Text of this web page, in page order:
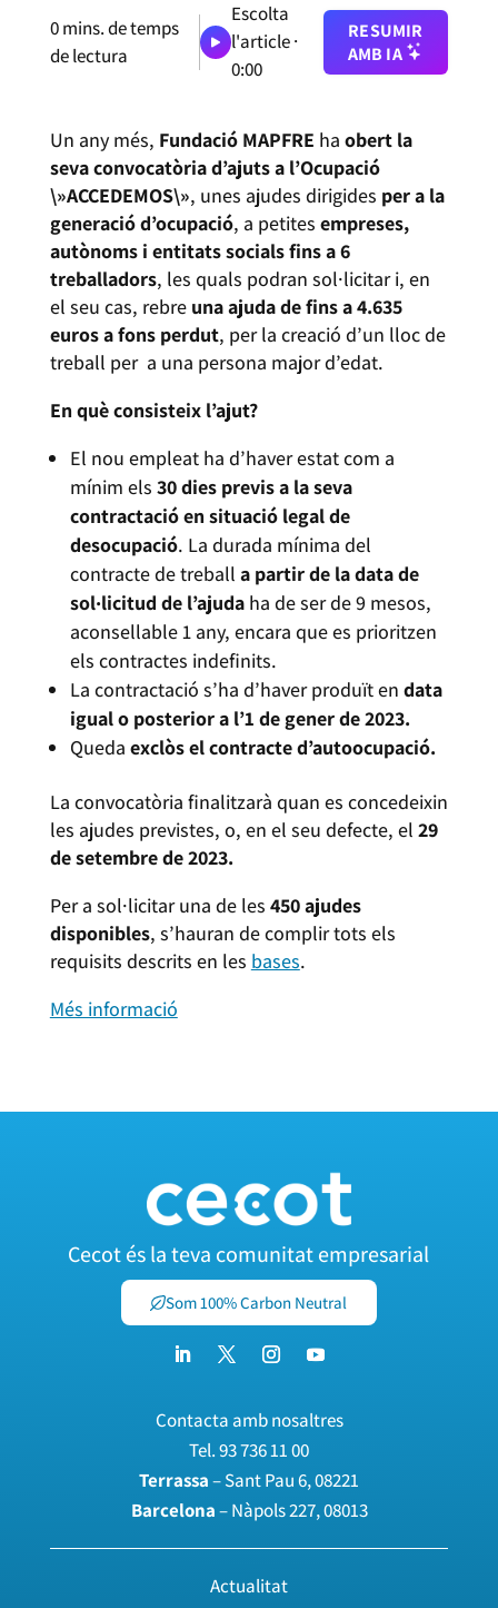
0mins. de temps
de lectura
Escolta
l'article ·
0:00
RESUMIR
AMB IA
Un any més, Fundació MAPFRE ha obert la
seva convocatòria d’ajuts a l’Ocupació
\»ACCEDEMOS\», unes ajudes dirigides per a la
generació d’ocupació, a petites empreses,
autònoms i entitats socials fins a 6
treballadors, les quals podran sol·licitar i, en
el seu cas, rebre una ajuda de fins a 4.635
euros a fons perdut, per la creació d’un lloc de
treball per a una persona major d’edat.
En què consisteix l’ajut?
El nou empleat ha d’haver estat com a
mínim els 30 dies previs a la seva
contractació en situació legal de
desocupació. La durada mínima del
contracte de treball a partir de la data de
sol·licitud de l’ajudaha de ser de 9 mesos,
aconsellable 1 any, encara que es prioritzen
els contractes indefinits.
La contractació s’ha d’haver produït en data
igual o posterior a l’1 de gener de 2023.
Queda exclòs el contracte d’autoocupació.
La convocatòria finalitzarà quan es concedeixin
les ajudes previstes, o, en el seu defecte, el 29
de setembre de 2023.
Per a sol·licitar una de les 450 ajudes
disponibles, s’hauran de complir tots els
requisits descrits en les bases.
Més informació
Cecot és la teva comunitat empresarial
Som 100% Carbon Neutral
Contacta amb nosaltres
Tel.93 736 11 00
Terrassa– Sant Pau 6, 08221
Barcelona– Nàpols 227, 08013
Actualitat